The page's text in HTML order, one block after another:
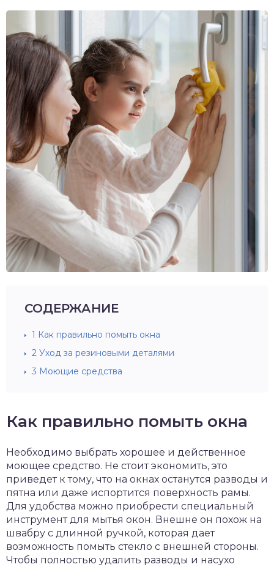
СОДЕРЖАНИЕ
1 Как правильно помыть окна
2 Уход за резиновыми деталями
3 Моющие средства
Как правильно помыть окна
Необходимо выбрать хорошее и действенное
моющее средство. Не стоит экономить, это
приведет к тому, что на окнах останутся разводы и
пятна или даже испортится поверхность рамы.
Для удобства можно приобрести специальный
инструмент для мытья окон. Внешне он похож на
швабру с длинной ручкой, которая дает
возможность помыть стекло с внешней стороны.
Чтобы полностью удалить разводы и насухо